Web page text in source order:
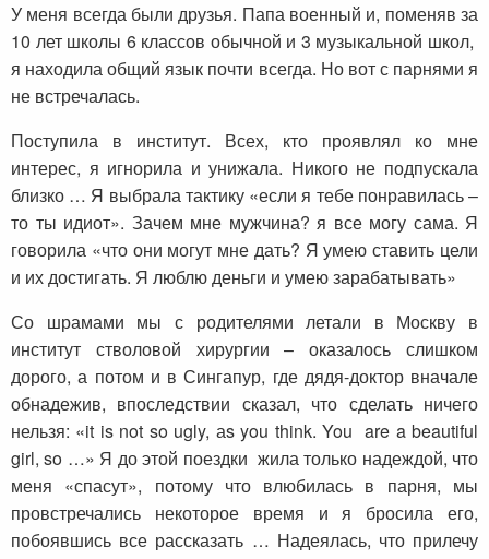
У меня всегда были друзья. Папа военный и, поменяв за
10 лет школы 6 классов обычной и 3 музыкальной школ,
я находила общий язык почти всегда. Но вот с парнями я
не встречалась.
Поступила в институт. Всех, кто проявлял ко мне
интерес, я игнорила и унижала. Никого не подпускала
близко … Я выбрала тактику «если я тебе понравилась –
то ты идиот». Зачем мне мужчина? я все могу сама. Я
говорила «что они могут мне дать? Я умею ставить цели
и их достигать. Я люблю деньги и умею зарабатывать»
Со шрамами мы с родителями летали в Москву в
институт стволовой хирургии – оказалось слишком
дорого, а потом и в Сингапур, где дядя-доктор вначале
обнадежив, впоследствии сказал, что сделать ничего
нельзя: «it is not so ugly, аs you think. You are a beautiful
girl, so …» Я до этой поездки жила только надеждой, что
меня «спасут», потому что влюбилась в парня, мы
провстречались некоторое время и я бросила его,
побоявшись все рассказать … Надеялась, что прилечу